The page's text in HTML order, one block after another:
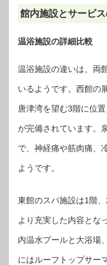
館内施設とサービ
温浴施設の詳細比較
温浴施設の違いは、両
いるようです。西館の
唐津湾を望む3階に位
が完備されています。
で、神経痛や筋肉痛、
ようです。
東館のスパ施設は1階
より充実した内容とな
内温水プールと大浴場
にはルーフトップサー